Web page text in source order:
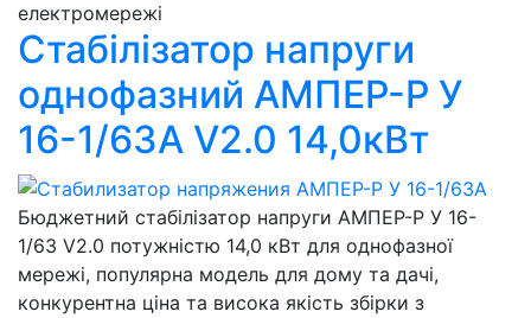
електромережі
Стабілізатор напруги
однофазний АМПЕР-Р У
16-1/63А V2.0 14,0кВт
Бюджетний стабілізатор напруги АМПЕР-Р У 16-
1/63 V2.0 потужністю 14,0 кВт для однофазної
мережі, популярна модель для дому та дачі,
конкурентна ціна та висока якість збірки з